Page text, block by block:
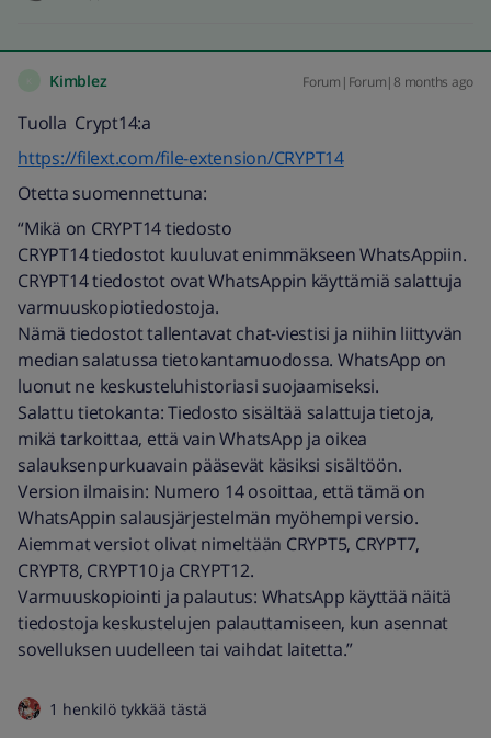
Kimblez Forum|Forum|8 months ago
Tuolla Crypt14:a
https://filext.com/file-extension/CRYPT14
Otetta suomennettuna:
“Mikä on CRYPT14 tiedosto
CRYPT14 tiedostot kuuluvat enimmäkseen WhatsAppiin.
CRYPT14 tiedostot ovat WhatsAppin käyttämiä salattuja
varmuuskopiotiedostoja.
Nämä tiedostot tallentavat chat-viestisi ja niihin liittyvän
median salatussa tietokantamuodossa. WhatsApp on
luonut ne keskusteluhistoriasi suojaamiseksi.
Salattu tietokanta: Tiedosto sisältää salattuja tietoja,
mikä tarkoittaa, että vain WhatsApp ja oikea
salauksenpurkuavain pääsevät käsiksi sisältöön.
Version ilmaisin: Numero 14 osoittaa, että tämä on
WhatsAppin salausjärjestelmän myöhempi versio.
Aiemmat versiot olivat nimeltään CRYPT5, CRYPT7,
CRYPT8, CRYPT10 ja CRYPT12.
Varmuuskopiointi ja palautus: WhatsApp käyttää näitä
tiedostoja keskustelujen palauttamiseen, kun asennat
sovelluksen uudelleen tai vaihdat laitetta.”
1 henkilö tykkää tästä